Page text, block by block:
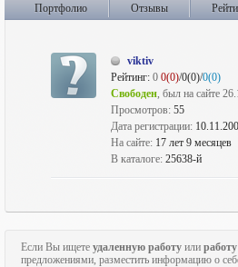
Портфолио Отзывы
viktiv
Рейтинг: 0 0(0)/0(0)/0(0)
Свободен, был на сайте
Просмотров: 55
Дата регистрации:
На сайте: 17 лет 9 месяцев
В каталоге: 25638-й
Если Вы ищете удаленную работу или
предложениями, разместить информацию о